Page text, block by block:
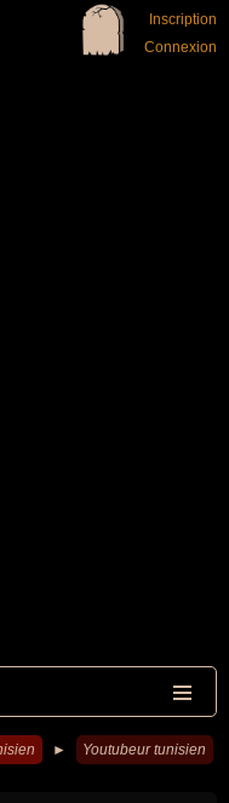
Inscription
Connexion
► Youtubeur tunisien